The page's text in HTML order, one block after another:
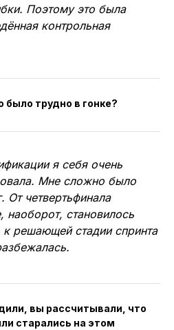
Поэтому это была
контрольная
трудно в гонке?
я себя очень
Мне сложно было
От четвертьфинала
наоборот, становилось
решающей стадии спринта
вы рассчитывали, что
старались на этом